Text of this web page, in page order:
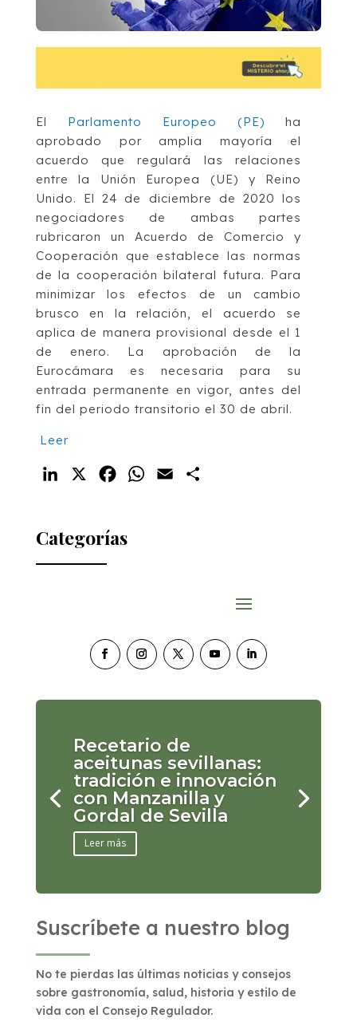
El Parlamento Europeo (PE) ha
aprobado por amplia mayoría el
acuerdo que regulará las relaciones
entre la Unión Europea (UE) y Reino
Unido. El 24 de diciembre de 2020 los
negociadores de ambas partes
rubricaron un Acuerdo de Comercio y
Cooperación que establece las normas
de la cooperación bilateral futura. Para
minimizar los efectos de un cambio
brusco en la relación, el acuerdo se
aplica de manera provisional desde el 1
de enero. La aprobación de la
Eurocámara es necesaria para su
entrada permanente en vigor, antes del
fin del periodo transitorio el 30 de abril.
Leer
LinkedIn FacebookWhatsApp
Email
Categorías
Recetario de
aceitunas sevillanas:
tradición e innovación
con Manzanilla y
Gordal de Sevilla
Leer más
Suscríbete a nuestro blog
No te pierdas las últimas noticias y consejos
sobre gastronomía, salud, historia y estilo de
vida con el Consejo Regulador.